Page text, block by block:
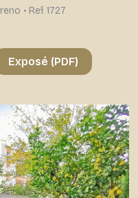
• Ref 1727
Exposé (PDF)